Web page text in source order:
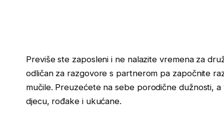
Previše ste zaposleni i ne nalazite vremena za
odličan za razgovore s partnerom pa započnite
mučile. Preuzećete na sebe porodične dužnosti,
djecu, rođake i ukućane.